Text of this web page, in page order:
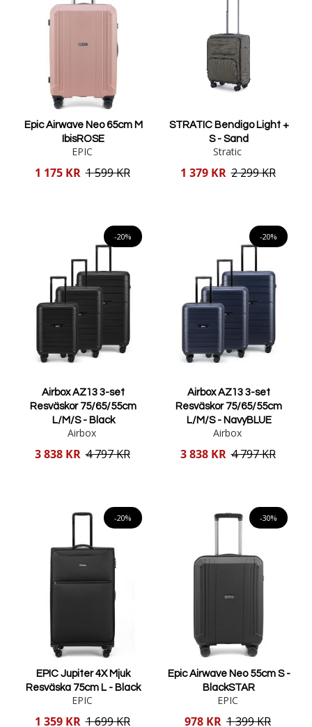
Epic Airwave Neo 65cm M
IbisROSE
EPIC
Reducerat
1 175 KR 1 599 KR
STRATIC Bendigo Light +
S - Sand
Stratic
Reducerat
1 379 KR 2 299 KR
-20%
Airbox AZ13 3-set
Resväskor 75/65/55cm
L/M/S - Black
Airbox
Reducerat
3 838 KR 4 797 KR
-20%
Airbox AZ13 3-set
Resväskor 75/65/55cm
L/M/S - NavyBLUE
Airbox
Reducerat
3 838 KR 4 797 KR
-20%
EPIC Jupiter 4X Mjuk
Resväska 75cm L - Black
EPIC
Reducerat
1 359 KR 1 699 KR
-30%
Epic Airwave Neo 55cm S -
BlackSTAR
EPIC
Reducerat
978 KR 1 399 KR